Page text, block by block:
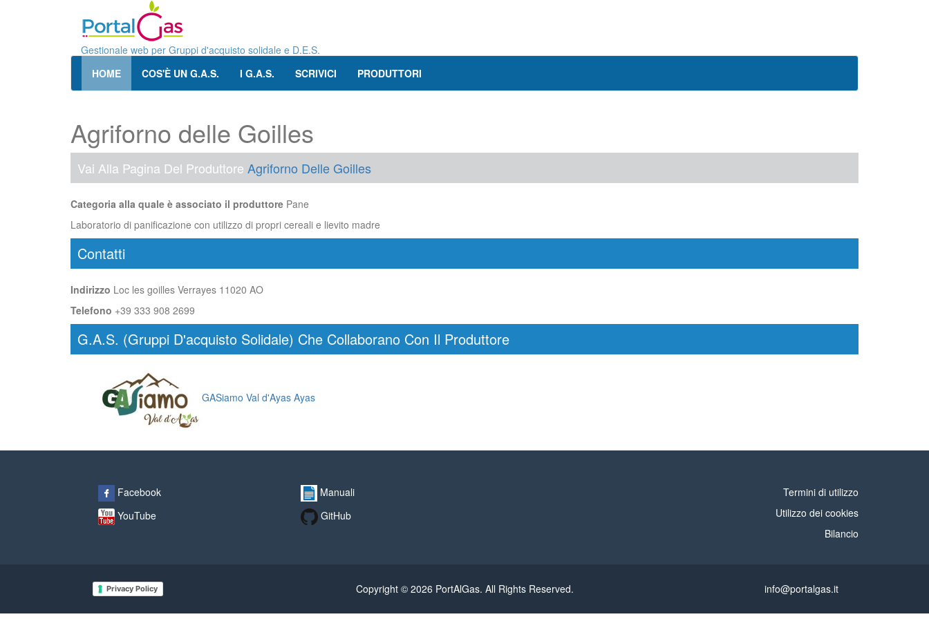
Gestionale web per Gruppi d'acquisto solidale e D.E.S.
HOME
COS'È UN G.A.S. I G.A.S. SCRIVICI PRODUTTORI
Agriforno delle Goilles
Vai Alla Pagina Del Produttore Agriforno Delle Goilles
Categoria alla quale è associato il produttore Pane
Laboratorio di panificazione con utilizzo di propri cereali e lievito madre
Contatti
Indirizzo Loc les goilles Verrayes 11020 AO
Telefono +39 333 908 2699
G.A.S. (Gruppi D'acquisto Solidale) Che Collaborano Con Il Produttore
GASiamo Val d'Ayas Ayas
Facebook
YouTube
Manuali
GitHub
Termini di utilizzo
Utilizzo dei cookies
Bilancio
Privacy Policy Copyright © 2026 PortAlGas. All Rights Reserved. info@portalgas.it